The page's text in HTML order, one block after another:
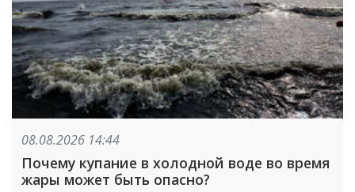
08.08.2026 14:44
Почему купание в холодной воде во время
жары может быть опасно?